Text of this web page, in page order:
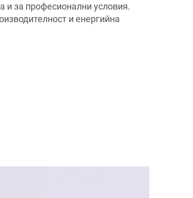
и за професионални условия.
и енергийна